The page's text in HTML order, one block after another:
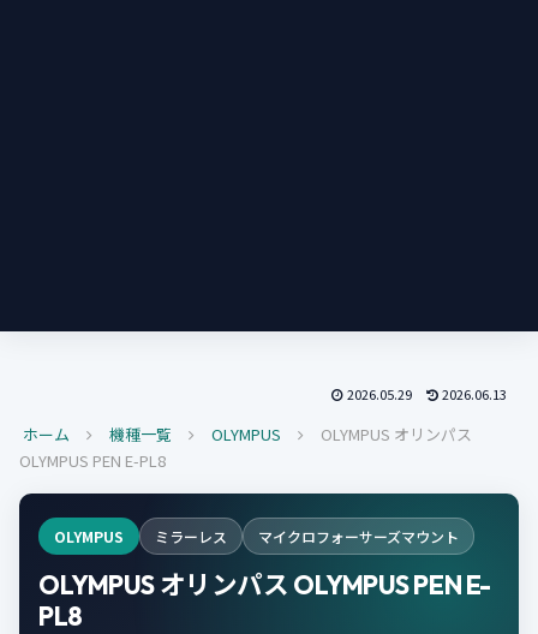
2026.05.29 2026.06.13
ホーム 機種一覧 OLYMPUS
OLYMPUS オリンパス
OLYMPUS PEN E-PL8
OLYMPUS ミラーレス マイクロフォーサーズマウント
OLYMPUS オリンパス OLYMPUS PEN E-
PL8